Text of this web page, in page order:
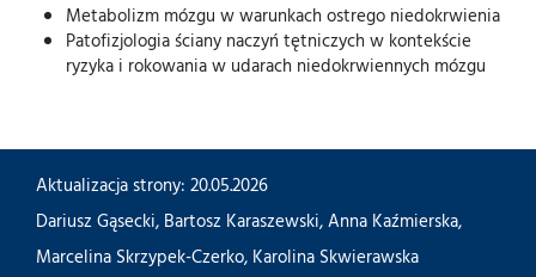
Metabolizm mózgu w warunkach ostrego niedokrwienia
Patofizjologia ściany naczyń tętniczych w kontekście
ryzyka i rokowania w udarach niedokrwiennych mózgu
Aktualizacja strony: 20.05.2026
Dariusz Gąsecki, Bartosz Karaszewski,Anna Kaźmierska,
Marcelina Skrzypek-Czerko, Karolina Skwierawska